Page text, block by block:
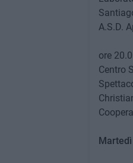
A.S.D.
ore
Centro